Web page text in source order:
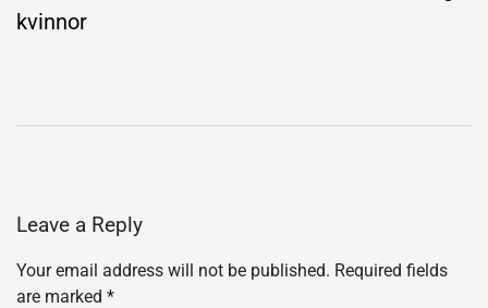
kvinnor
Leave a Reply
Your email address will not be published. Required fields
are marked *